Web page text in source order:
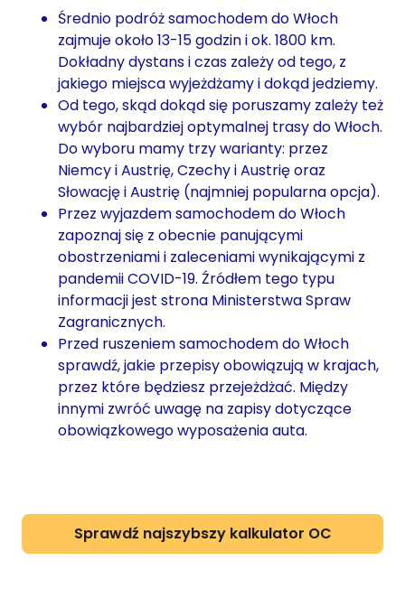
Średnio podróż samochodem do Włoch
zajmuje około 13-15 godzin i ok. 1800 km.
Dokładny dystans i czas zależy od tego, z
jakiego miejsca wyjeżdżamy i dokąd jedziemy.
Od tego, skąd dokąd się poruszamy zależy też
wybór najbardziej optymalnej trasy do Włoch.
Do wyboru mamy trzy warianty: przez
Niemcy i Austrię, Czechy i Austrię oraz
Słowację i Austrię (najmniej popularna opcja).
Przez wyjazdem samochodem do Włoch
zapoznaj się z obecnie panującymi
obostrzeniami i zaleceniami wynikającymi z
pandemii COVID-19. Źródłem tego typu
informacji jest strona Ministerstwa Spraw
Zagranicznych.
Przed ruszeniem samochodem do Włoch
sprawdź, jakie przepisy obowiązują w krajach,
przez które będziesz przejeżdżać. Między
innymi zwróć uwagę na zapisy dotyczące
obowiązkowego wyposażenia auta.
Sprawdź najszybszy kalkulator OC